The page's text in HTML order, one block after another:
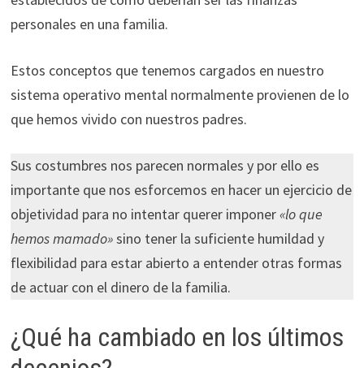
personales en una familia.
Estos conceptos que tenemos cargados en nuestro
sistema operativo mental normalmente provienen de lo
que hemos vivido con nuestros padres.
Sus costumbres nos parecen normales y por ello es
importante que nos esforcemos en hacer un ejercicio de
objetividad para no intentar querer imponer«lo que
hemos mamado»sino tener la suficiente humildad y
flexibilidad para estar abierto a entender otras formas
de actuar con el dinero de la familia.
¿Qué ha cambiado en los últimos